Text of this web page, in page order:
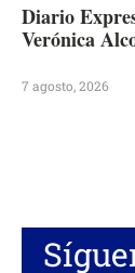
Diario
Verónica
7 agosto, 2026